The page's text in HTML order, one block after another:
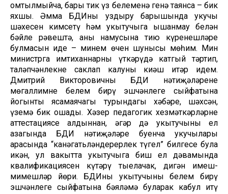
омтылмыйча, бары тик үз белеменә генә таянса – бик
яхшы. Әмма БДИны уздыру барышында укучы
шәхесен кимсетү һәм укытучыга ышанмау белән
бәйле рәвештә, аның намусына тию күренешләре
булмасын иде – минем өчен шунысы мөһим. Мин
министрга имтиханнарны үткәрүдә катгый тәртип,
таләпчәнлекне саклап калуны киңәш итәр идем.
Дмитрий Викторовичның БДИ нәтиҗәләренең
мөгаллимнең белем бирү эшчәнлеге сыйфатына
йогынты ясамаячагы турындагы хәбәре, шәхсән,
үземә бик ошады. Хәзер педагогик хезмәткәрләрнең
аттестациясе алдыннан, әгәр дә укытучының ел
азагында БДИ нәтиҗәләре буенча укучылары
арасында “канәгатьләндерерлек түгел” билгесе була
икән, ул вакытта укытучыга биш ел дәвамында
квалификациясен күтәрү тыелачак, дигән имеш-
мимешләр йөри. БДИны укытучының белем бирү
эшчәнлеге сыйфатына бәяләмә буларак кабул итү